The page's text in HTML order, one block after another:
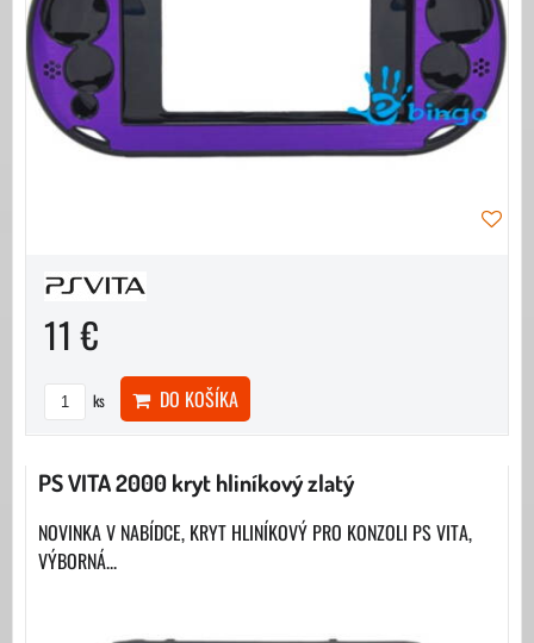
11 €
ks DO KOŠÍKA
PS VITA 2000 kryt hliníkový zlatý
NOVINKA V NABÍDCE, KRYT HLINÍKOVÝ PRO KONZOLI PS VITA,
VÝBORNÁ...